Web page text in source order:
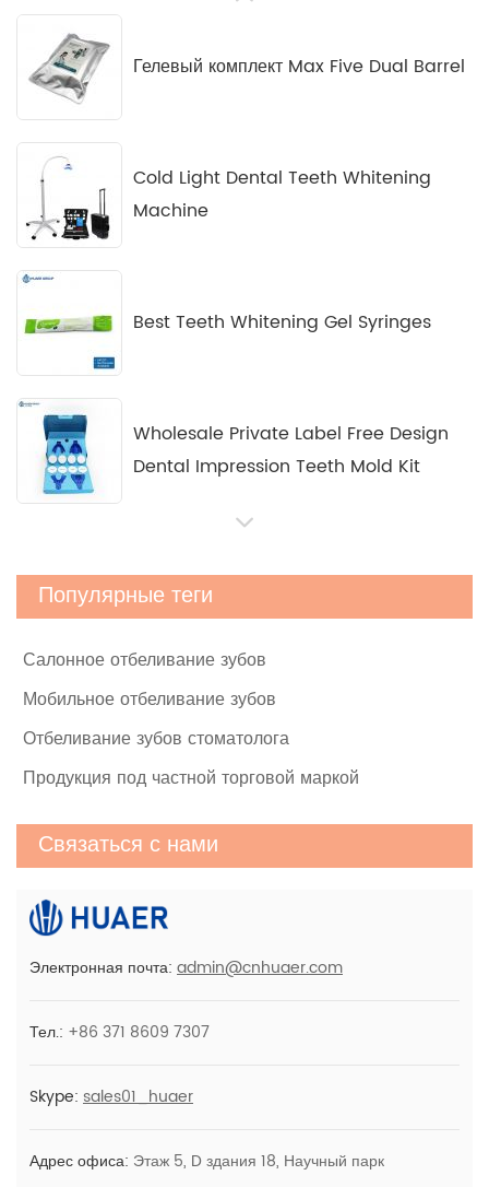
Гелевый комплект Max Five Dual Barrel
Cold Light Dental Teeth Whitening
Machine
Best Teeth Whitening Gel Syringes
Wholesale Private Label Free Design
Dental Impression Teeth Mold Kit
зубов под частной маркой
Домашний комплект Teeth Angel Light
Профессиональный набор жидкости и
порошка для отбеливания зубов на 5
светодиодной подсветкой
Популярные теги
Салонное отбеливание зубов
Мобильное отбеливание зубов
Отбеливание зубов стоматолога
Продукция под частной торговой маркой
Связаться с нами
Электронная почта: admin@cnhuaer.com
Тел.: +86 371 8609 7307
Skype: sales01_huaer
Адрес офиса: Этаж 5, D здания 18, Научный парк